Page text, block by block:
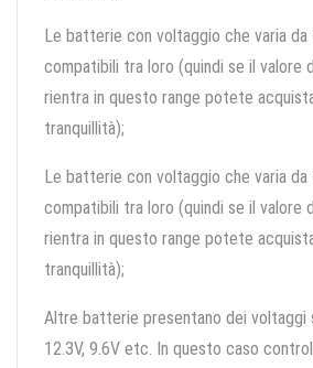
Le batterie con voltaggio che varia da
compatibili tra loro (quindi se il valore
rientra in questo range potete
tranquillità);
Le batterie con voltaggio che varia da
compatibili tra loro (quindi se il valore
rientra in questo range potete
tranquillità);
Altre batterie presentano dei voltaggi
12.3V, 9.6V etc. In questo caso